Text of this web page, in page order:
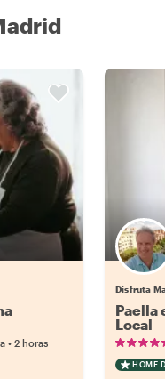
• 2 horas
Disfruta
Paella
Local
HOME